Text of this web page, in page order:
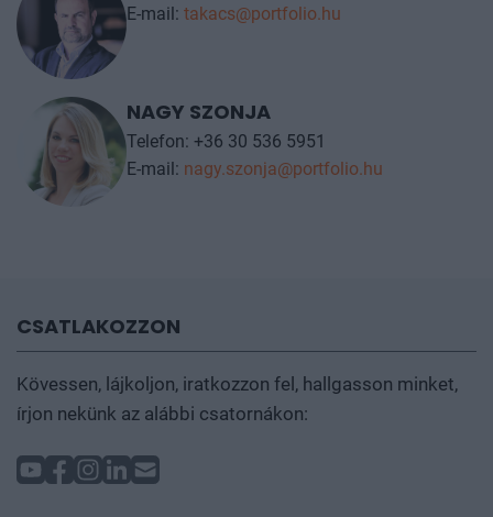
E-mail: takacs@portfolio.hu
NAGY SZONJA
Telefon: +36 30 536 5951
E-mail: nagy.szonja@portfolio.hu
CSATLAKOZZON
Kövessen, lájkoljon, iratkozzon fel, hallgasson minket,
írjon nekünk az alábbi csatornákon: